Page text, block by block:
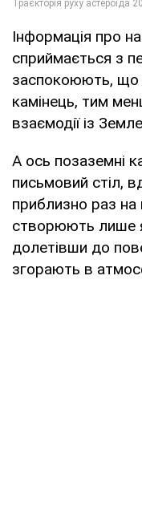
Інформація про
сприймається з
заспокоюють, що
камінець, тим
взаємодії із
А ось позаземні
письмовий стіл,
приблизно раз на
створюють лише
долетівши до
згорають в